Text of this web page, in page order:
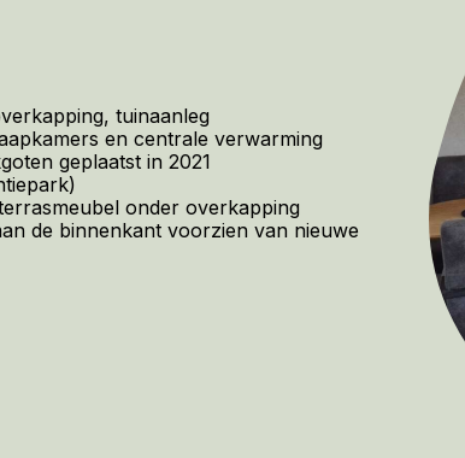
tuinaanleg
en centrale verwarming
geplaatst in 2021
onder overkapping
de binnenkant voorzien van nieuwe